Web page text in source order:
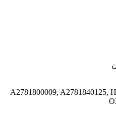
A2781800009, A2781840125,